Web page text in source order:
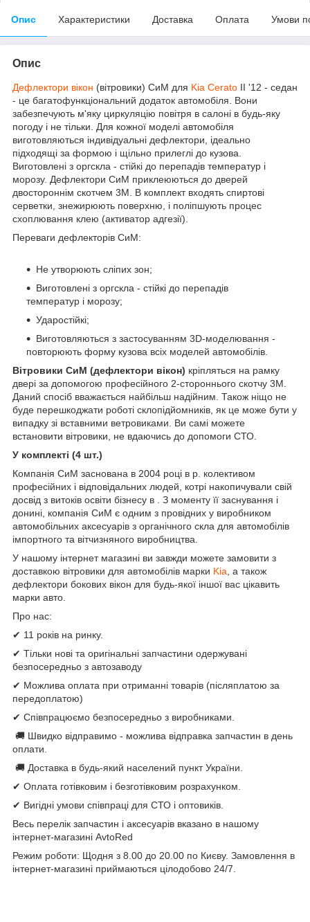
Опис Характеристики Доставка Оплата Умови
Опис
Дефлектори вікон (вітровики) СиМ для Kia Cerato II '12 - седан
- це багатофункціональний додаток автомобіля. Вони
забезпечують м'яку циркуляцію повітря в салоні в будь-яку
погоду і не тільки. Для кожної моделі автомобіля
виготовляються індивідуальні дефлектори, ідеально
підходящі за формою і щільно прилеглі до кузова.
Виготовлені з оргскла - стійкі до перепадів температур і
морозу. Дефлектори СиМ приклеюються до дверей
двостороннім скотчем 3М. В комплект входять спиртові
серветки, знежирюють поверхню, і поліпшують процес
схоплювання клею (активатор адгезії).
Переваги дефлекторів СиМ:
Не утворюють сліпих зон;
Виготовлені з оргскла - стійкі до перепадів
температур і морозу;
Ударостійкі;
Виготовляються з застосуванням 3D-моделювання -
повторюють форму кузова всіх моделей автомобілів.
Вітровики СиМ (дефлектори вікон) кріпляться на рамку
двері за допомогою професійного 2-стороннього скотчу 3M.
Даний спосіб вважається найбільш надійним. Також ніщо не
буде перешкоджати роботі склопідйомників, як це може бути у
випадку зі вставними ветровиками. Ви самі можете
встановити вітровики, не вдаючись до допомоги СТО.
У комплекті (4 шт.)
Компанія СиМ заснована в 2004 році в р. колективом
професійних і відповідальних людей, котрі накопичували свій
досвід з витоків освіти бізнесу в . З моменту її заснування і
донині, компанія СиМ є одним з провідних у виробником
автомобільних аксесуарів з органічного скла для автомобілів
імпортного та вітчизняного виробництва.
У нашому інтернет магазині ви завжди можете замовити з
доставкою вітровики для автомобілів марки Kia , а також
дефлектори бокових вікон для будь-якої іншої вас цікавить
марки авто.
Про нас:
✔ 11 років на ринку.
✔ Тільки нові та оригінальні запчастини одержувані
безпосередньо з автозаводу
✔ Можлива оплата при отриманні товарів (післяплатою за
передоплатою)
✔ Співпрацюємо безпосередньо з виробниками.
🚚 Швидко відправимо - можлива відправка запчастин в день
оплати.
🚚 Доставка в будь-який населений пункт України.
✔ Оплата готівковим і безготівковим розрахунком.
✔ Вигідні умови співпраці для СТО і оптовиків.
Весь перелік запчастин і аксесуарів вказано в нашому
інтернет-магазині AvtoRed
Режим роботи: Щодня з 8.00 до 20.00 по Києву. Замовлення в
інтернет-магазині приймаються цілодобово 24/7.